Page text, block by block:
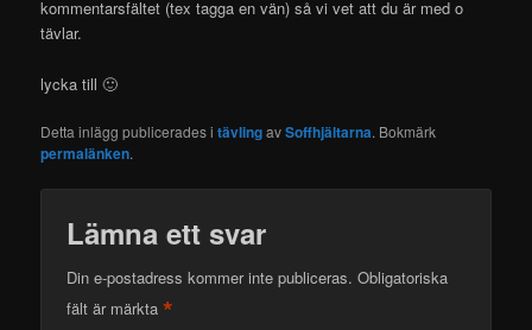
kommentarsfältet (tex tagga en vän) så vi vet att du är med o
tävlar.
lycka till 🙂
Detta inlägg publicerades itävlingavSoffhjältarna. Bokmärk
permalänken.
Lämna ett svar
Din e-postadress kommer inte publiceras. Obligatoriska
fält är märkta*